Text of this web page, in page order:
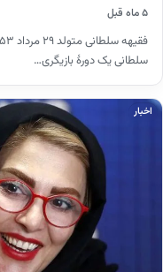
۵ ماه قبل
سلطانی یک دورهٔ بازیگری…
اخبار